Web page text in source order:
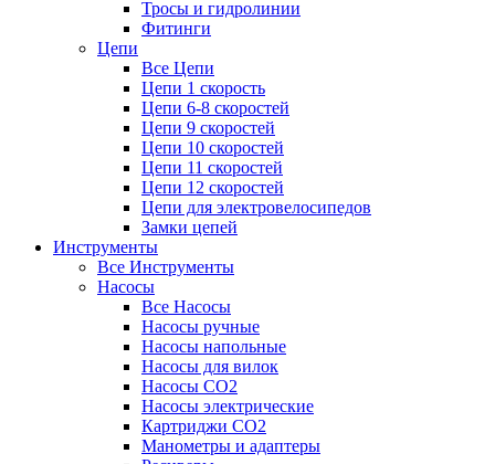
Тросы и гидролинии
Фитинги
Цепи
Все Цепи
Цепи 1 скорость
Цепи 6-8 скоростей
Цепи 9 скоростей
Цепи 10 скоростей
Цепи 11 скоростей
Цепи 12 скоростей
Цепи для электровелосипедов
Замки цепей
Инструменты
Все Инструменты
Насосы
Все Насосы
Насосы ручные
Насосы напольные
Насосы для вилок
Насосы CO2
Насосы электрические
Картриджи CO2
Манометры и адаптеры